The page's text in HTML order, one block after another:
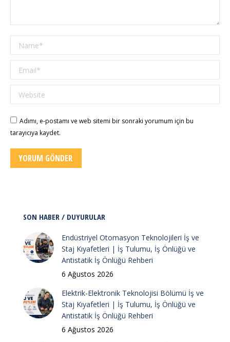
Name *
Email *
Website
Adımı, e-postamı ve web sitemi bir sonraki yorumum için bu
tarayıcıya kaydet.
YORUM GÖNDER
SON HABER / DUYURULAR
Endüstriyel Otomasyon Teknolojileri İş ve
Staj Kıyafetleri | İş Tulumu, İş Önlüğü ve
Antistatik İş Önlüğü Rehberi
6 Ağustos 2026
Elektrik-Elektronik Teknolojisi Bölümü İş ve
Staj Kıyafetleri | İş Tulumu, İş Önlüğü ve
Antistatik İş Önlüğü Rehberi
6 Ağustos 2026